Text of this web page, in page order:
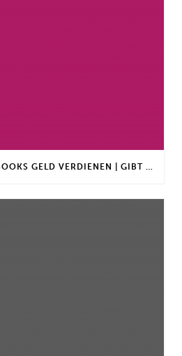
MIT KOSTENLOSEN EBOOKS GELD VERDIENEN | GIBT ES EINEN MAXIMALEN ANLAGEBETRAG?